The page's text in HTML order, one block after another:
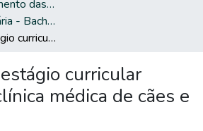
Área do Conhecimento das Ciências Agrárias
Medicina Veterinária - Bacharelado
Relatório de estágio curricular obrigatório: clínica médica de cães e gatos
curricular
médica de cães e